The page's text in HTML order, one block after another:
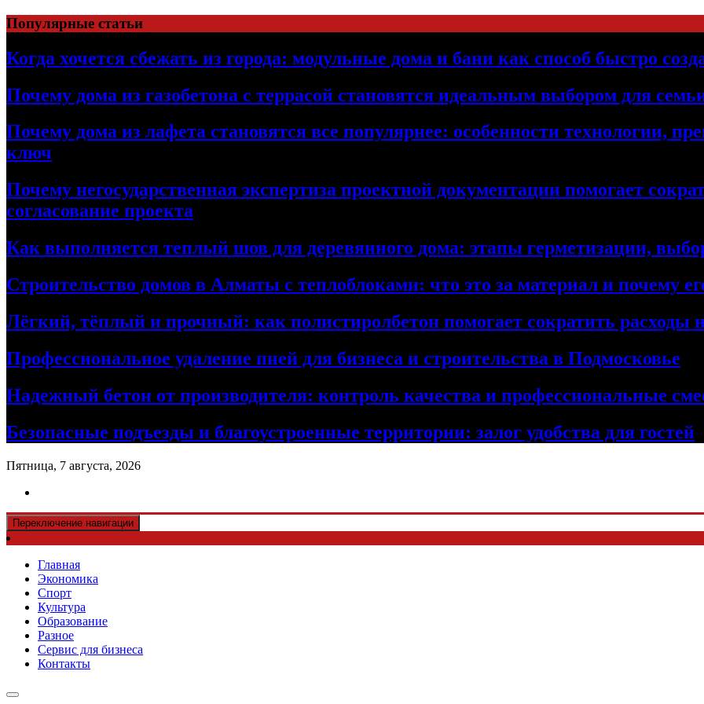
Перейти
к
содержимому
Популярные статьи
Когда хочется сбежать из города: модульные дома и бани как способ быстро
Почему дома из газобетона с террасой становятся идеальным выбором для
Почему дома из лафета становятся все популярнее: особенности технологии,
ключ
Почему негосударственная экспертиза проектной документации помогает
согласование проекта
Как выполняется теплый шов для деревянного дома: этапы герметизации,
Строительство домов в Алматы с теплоблоками: что это за материал и почему
Лёгкий, тёплый и прочный: как полистиролбетон помогает сократить расходы
Профессиональное удаление пней для бизнеса и строительства в Подмосковье
Надежный бетон от производителя: контроль качества и профессиональные
Безопасные подъезды и благоустроенные территории: залог удобства для гостей
Пятница, 7 августа, 2026
Переключение навигации
Главная
Экономика
Спорт
Культура
Образование
Разное
Сервис для бизнеса
Контакты